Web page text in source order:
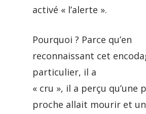
activé « l’alerte ».
Pourquoi ? Parce qu’en
reconnaissant cet
particulier, il a
« cru », il a perçu qu’une
proche allait mourir et